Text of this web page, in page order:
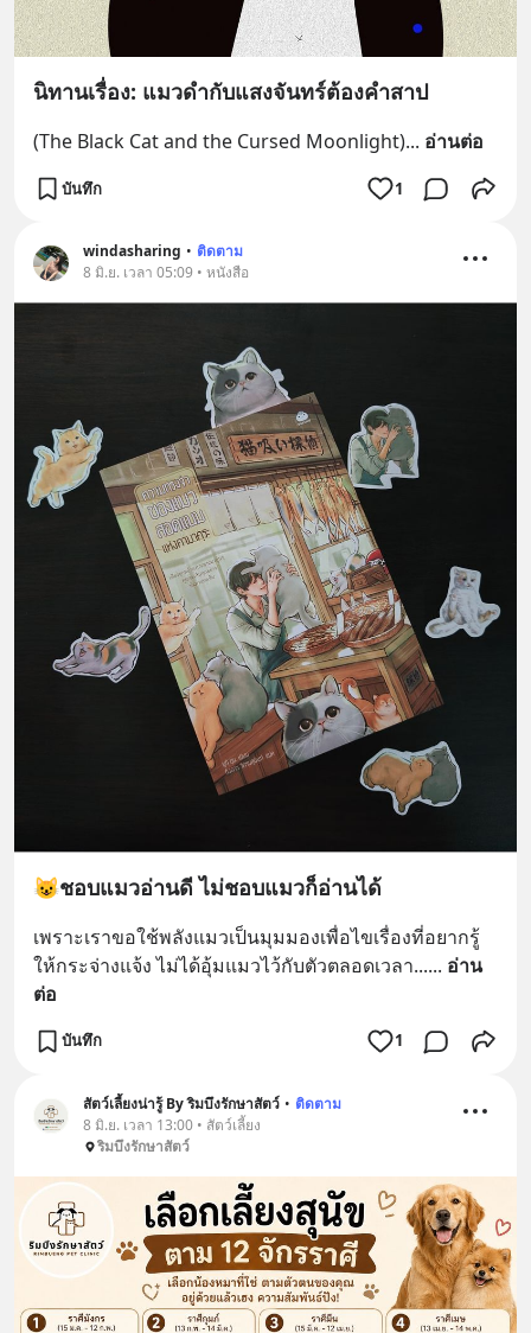
นิทานเรื่อง: แมวดำกับแสงจันทร์ต้องคำสาป
(The Black Cat and the Cursed Moonlight)... อ่านต่อ
บันทึก 1
windasharing • ติดตาม
8 มิ.ย. เวลา 05:09 • หนังสือ
😺ชอบแมวอ่านดี ไม่ชอบแมวก็อ่านได้
เพราะเราขอใช้พลังแมวเป็นมุมมองเพื่อไขเรื่องที่อยากรู้
ให้กระจ่างแจ้ง ไม่ได้อุ้มแมวไว้กับตัวตลอดเวลา...... อ่าน
ต่อ
บันทึก 1
สัตว์เลี้ยงน่ารู้ By ริมบึงรักษาสัตว์ • ติดตาม
8 มิ.ย. เวลา 13:00 • สัตว์เลี้ยง
ริมบึงรักษาสัตว์